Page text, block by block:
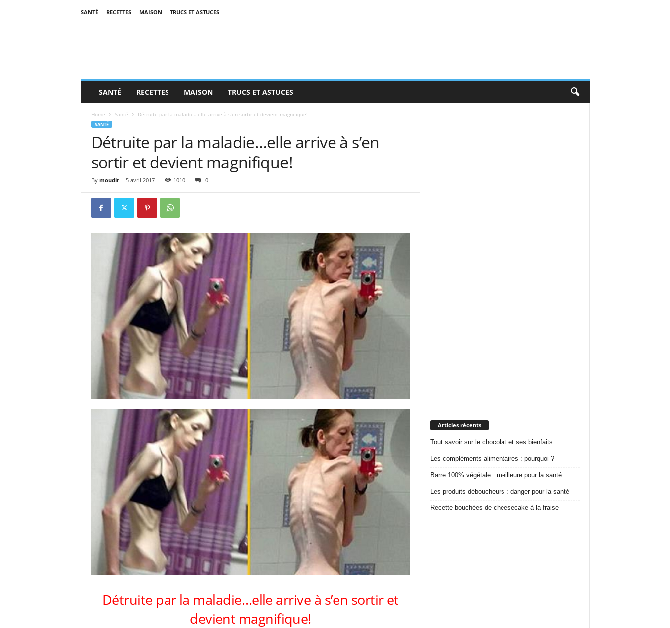
SANTÉ RECETTES MAISON TRUCS ET ASTUCES
SANTÉ RECETTES MAISON TRUCS ET ASTUCES
Home Santé Détruite par la maladie…elle arrive à s’en sortir et devient magnifique!
SANTÉ
Détruite par la maladie…elle arrive à s’en
sortir et devient magnifique!
By moudir- 5 avril 2017 1010 0
Détruite par la maladie…elle arrive à s’en sortir et
devient magnifique!
Articles récents
Tout savoir sur le chocolat et ses bienfaits
Les compléments alimentaires : pourquoi ?
Barre 100% végétale : meilleure pour la santé
Les produits déboucheurs : danger pour la santé
Recette bouchées de cheesecake à la fraise